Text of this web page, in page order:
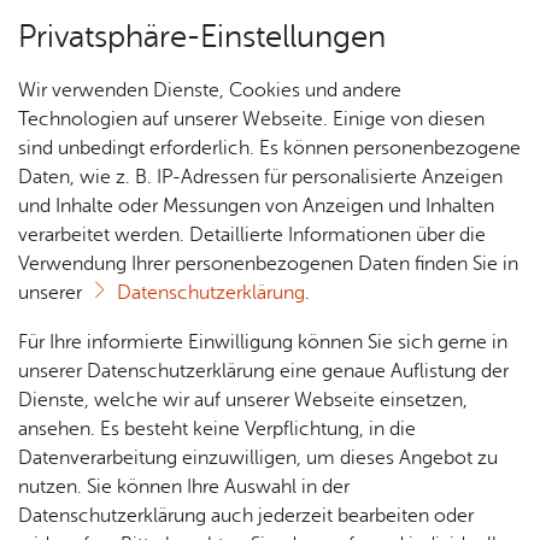
Über­sicht Bür­ger & Stadt
Rat­
haus &
Bür­
ger­
ser­vice
Rat­
häu­ser
Nach­
rich­
ten,
Vi­de­os
& Bil­
der
Me­di­
Jobs
Stel­
len­an­
ge­bo­te
Aus­bil­
dung &
Stu­di­
Bauen
& Um­
welt
Geo­
da­ten
Ge­
sund­
heit &
kum
Tou­ris­mus
Vor­le­sen
Ver­an­stal­tungs­tipps
Alle Termine finden Sie unter
kalender.friedrichshafen.de
Privatsphäre-Einstellungen
Wir verwenden Dienste, Cookies und andere
Technologien auf unserer Webseite. Einige von diesen
sind unbedingt erforderlich. Es können personenbezogene
Daten, wie z. B. IP-Adressen für personalisierte Anzeigen
und Inhalte oder Messungen von Anzeigen und Inhalten
verarbeitet werden. Detaillierte Informationen über die
Verwendung Ihrer personenbezogenen Daten finden Sie in
unserer
Datenschutzerklärung.
Für Ihre informierte Einwilligung können Sie sich gerne in
unserer Datenschutzerklärung eine genaue Auflistung der
Dienste, welche wir auf unserer Webseite einsetzen,
ansehen. Es besteht keine Verpflichtung, in die
Datenverarbeitung einzuwilligen, um dieses Angebot zu
nutzen. Sie können Ihre Auswahl in der
Datenschutzerklärung auch jederzeit bearbeiten oder